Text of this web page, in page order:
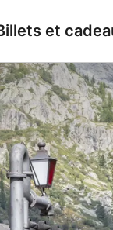
et
Météo